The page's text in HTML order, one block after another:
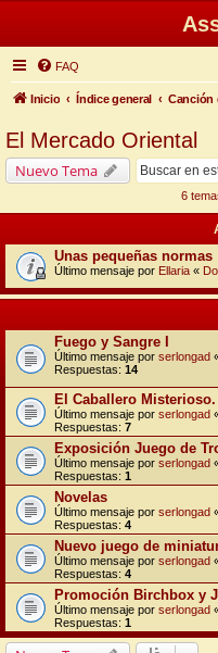
FAQ
Inicio Índice general Canción
El Mercado Oriental
Nuevo Tema
6
Unas pequeñas normas
Último mensaje por Ellaria «
Fuego y Sangre I
Último mensaje por serlongad
Respuestas: 14
El Caballero
Último mensaje por serlongad
Respuestas: 7
Exposición Juego de
Último mensaje por serlongad
Respuestas: 1
Novelas
Último mensaje por serlongad
Respuestas: 4
Nuevo juego de
Último mensaje por serlongad
Respuestas: 4
Promoción Birchbox y
Último mensaje por serlongad
Respuestas: 1